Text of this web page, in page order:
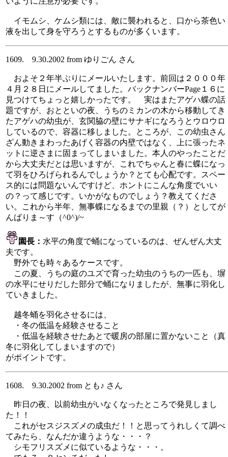
イモムシ、ケムシ類には、敵に襲われると、口から茶色い
液を出して身を守ろうとするものが多くいます。
1609. 9.30.2002 from ゆりごん さん
およそ２年半ぶりにメールいたします。前回は２０００年
４月２８日にメールしてました。バックナンバーPage１６に
見つけてちょっと嬉しかったです。 実はまたアゲハ蝶の話
題ですが、おとといの夜、うちのミカンの木から移動してき
たアゲハの幼虫が、玄関脇の壁にサナギになろうとウロウロ
しているので、容器に移しました。ところが、この幼虫さん
ざん動きまわったあげく容器の内壁ではなく、上に張ったネ
ットに逆さまに固まってしまいました。本人のやったことだ
から大丈夫だとは思いますが、これでちゃんと春に蝶になっ
て羽をひろげられるんでしょうか？とても心配です。スペー
ス的には問題ないんですけど、ホントにこんな角度でいい
の？って感じです。いかがなものでしょう？教えてくださ
い。これから半年、無事蝶になるまでの里親（？）としてが
んばりま～す（^0^)/~
園長： 水平の角度で蛹になっているのは、ぜんぜん大丈
夫です。
野外でも時々あるケースです。
この夏、うちの庭のユズで育った幼虫のうちの一匹も、塀
の水平にせりだした部分で蛹になりましたが、無事に羽化し
ていきました。
越冬蛹を羽化させるには、
・冬の低温を経験させること
・低温を経験させたあとで暖房の部屋に置かないこと（真
冬に羽化してしまいますので）
がポイントです。
1608. 9.30.2002 from とも♪ さん
昨日の夜、以前幼虫がいなくなったところで発見しまし
た！！
これがセスジスズメの成虫だ！！と思ってうれしくて調べ
てみたら、なんだか違うような・・・？
シモフリスズメに似ているような・・・。